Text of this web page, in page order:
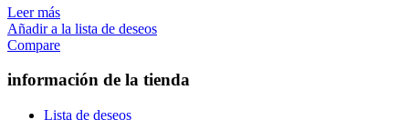
Leer más
Añadir a la lista de deseos
Compare
información de la tienda
Lista de deseos